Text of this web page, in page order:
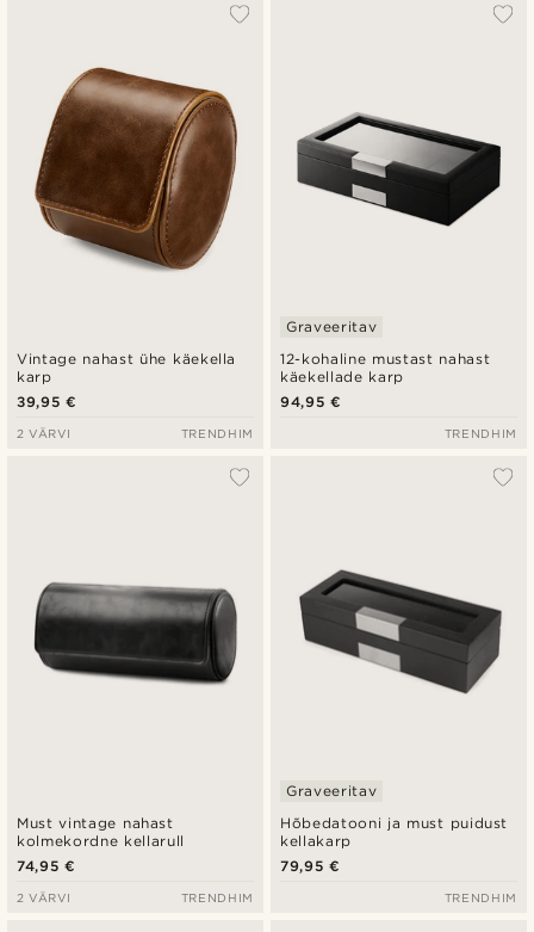
Vintage nahast ühe käekella
karp
39,95 €
2 VÄRVI TRENDHIM
12-kohaline mustast nahast
käekellade karp
Graveeritav
94,95 €
TRENDHIM
Must vintage nahast
kolmekordne kellarull
74,95 €
2 VÄRVI TRENDHIM
Hõbedatooni ja must puidust
kellakarp
Graveeritav
79,95 €
TRENDHIM